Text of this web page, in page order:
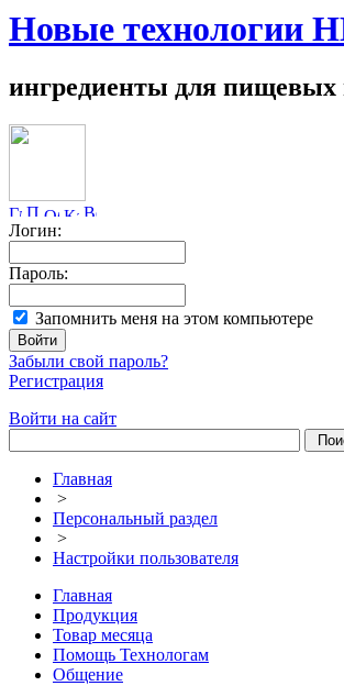
Новые технологии
ингредиенты для пищевых
Логин:
Пароль:
Запомнить меня на этом компьютере
Забыли свой пароль?
Регистрация
Войти на сайт
Главная
>
Персональный раздел
>
Настройки пользователя
Главная
Продукция
Товар месяца
Помощь Технологам
Общение